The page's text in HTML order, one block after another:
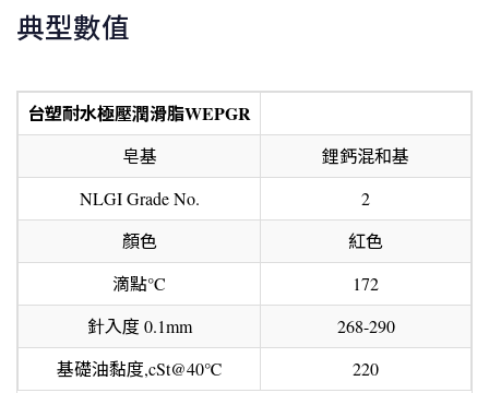
典型數值
台塑耐水極壓潤滑脂WEPGR
皂基
鋰鈣混和基
NLGI Grade No.
2
顏色
紅色
滴點°C
172
針入度 0.1mm
268-290
基礎油黏度,cSt@40℃
220